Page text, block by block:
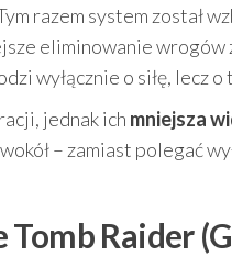
razem system został
eliminowanie wrogów
wyłącznie o siłę, lecz
jednak ich mniejsza
– zamiast polegać
Raider